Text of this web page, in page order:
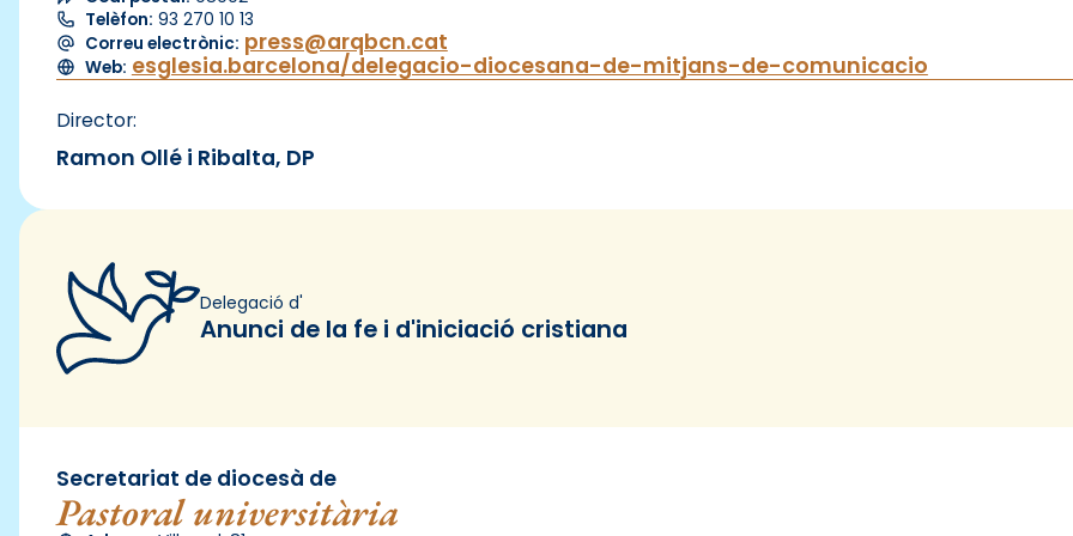
Telèfon: 93 270 10 13
Correu electrònic: press@arqbcn.cat
Web: esglesia.barcelona/delegacio-diocesana-de-mitjans-de-comunicacio
Director:
Ramon Ollé i Ribalta, DP
Delegació d'
Anunci de la fe i d'iniciació cristiana
Secretariat de diocesà de
Pastoral universitària